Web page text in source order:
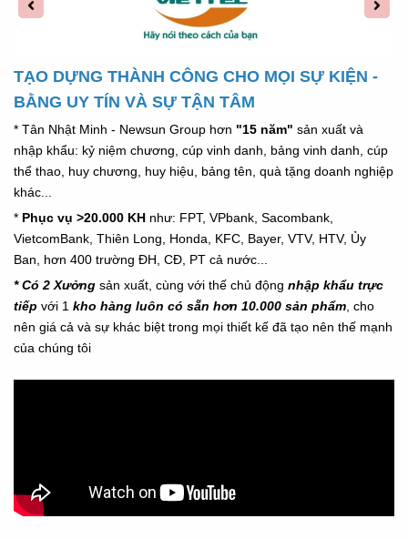
TẠO DỰNG THÀNH CÔNG CHO MỌI SỰ KIỆN -
BẰNG UY TÍN VÀ SỰ TẬN TÂM
* Tân Nhật Minh - Newsun Group hơn "15 năm" sản xuất và
nhập khẩu: kỷ niệm chương, cúp vinh danh, bảng vinh danh, cúp
thể thao, huy chương, huy hiệu, bảng tên, quà tặng doanh nghiệp
khác...
* Phục vụ >20.000 KH như: FPT, VPbank, Sacombank,
VietcomBank, Thiên Long, Honda, KFC, Bayer, VTV, HTV, Ủy
Ban, hơn 400 trường ĐH, CĐ, PT cả nước...
* Có 2 Xưởng sản xuất, cùng với thế chủ động nhập khẩu trực
tiếp với 1 kho hàng luôn có sẵn hơn 10.000 sản phẩm , cho
nên giá cả và sự khác biệt trong mọi thiết kế đã tạo nên thế mạnh
của chúng tôi